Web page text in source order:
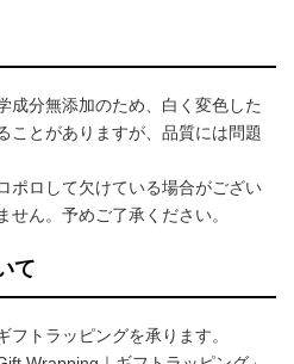
成分無添加のため、白く変色した
ことがありますが、品質には問題
ポロして欠けている場合がござい
せん。予めご了承ください。
て
トラッピングを承ります。